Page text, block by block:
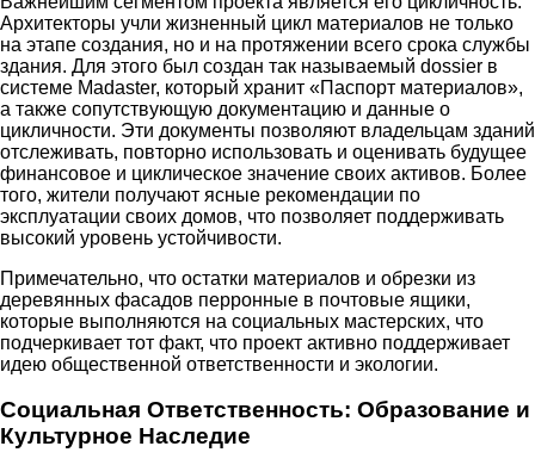
Архитекторы учли жизненный цикл материалов не только
на этапе создания, но и на протяжении всего срока службы
здания. Для этого был создан так называемый dossier в
системе Madaster, который хранит «Паспорт материалов»,
а также сопутствующую документацию и данные о
цикличности. Эти документы позволяют владельцам зданий
отслеживать, повторно использовать и оценивать будущее
финансовое и циклическое значение своих активов. Более
того, жители получают ясные рекомендации по
эксплуатации своих домов, что позволяет поддерживать
высокий уровень устойчивости.
Примечательно, что остатки материалов и обрезки из
деревянных фасадов перронные в почтовые ящики,
которые выполняются на социальных мастерских, что
подчеркивает тот факт, что проект активно поддерживает
идею общественной ответственности и экологии.
Социальная Ответственность: Образование и
Культурное Наследие